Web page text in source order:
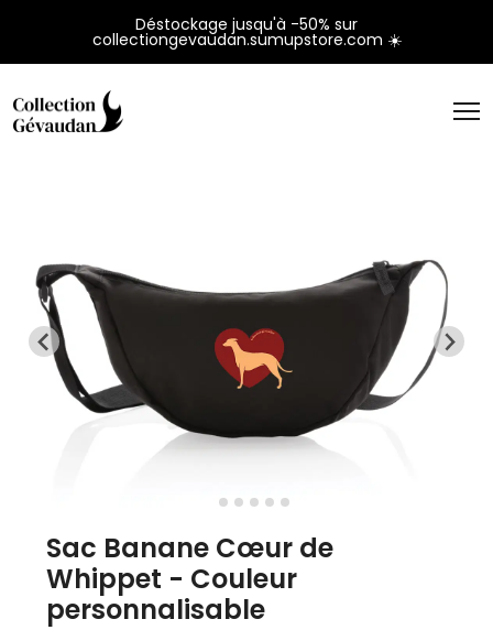
Déstockage jusqu'à -50% sur
collectiongevaudan.sumupstore.com ☀️
Sac Banane Cœur de
Whippet - Couleur
personnalisable
Panneau de gestion des cookies